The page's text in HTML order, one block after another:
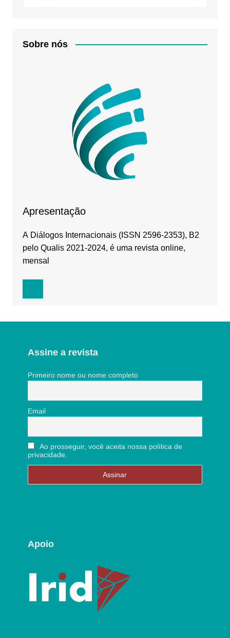
Sobre nós
Apresentação
A Diálogos Internacionais (ISSN 2596-2353), B2
pelo Qualis 2021-2024, é uma revista online,
mensal
Assine a revista
Primeiro nome ou nome completo
Email
Ao prosseguir, você aceita nossa política de
privacidade.
Apoio